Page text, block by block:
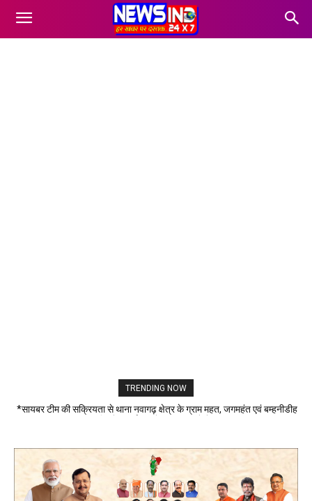
TRENDING NOW
*सायबर टीम की सक्रियता से थाना नवागढ़ क्षेत्र के ग्राम महत, जगमहंत एवं बम्हनीडीह